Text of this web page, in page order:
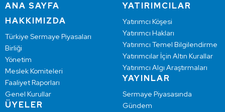
ANA SAYFA
HAKKIMIZDA
Türkiye Sermaye Piyasaları
Birliği
Yönetim
Meslek Komiteleri
Faaliyet Raporları
Genel Kurullar
ÜYELER
YATIRIMCILAR
Yatırımcı Köşesi
Yatırımcı Hakları
Yatırımcı Temel Bilgilendirme
Yatırımcılar İçin Altın Kurallar
Yatırımcı Algı Araştırmaları
YAYINLAR
Sermaye Piyasasında
Gündem